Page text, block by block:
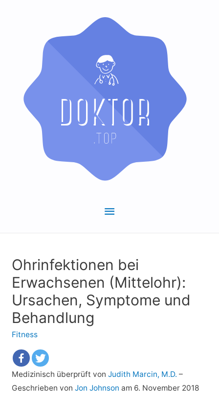
Hauptmenü
Ohrinfektionen bei
Erwachsenen (Mittelohr):
Ursachen, Symptome und
Behandlung
Fitness
Medizinisch überprüft von Judith Marcin, M.D. –
Geschrieben von Jon Johnson am 6. November 2018